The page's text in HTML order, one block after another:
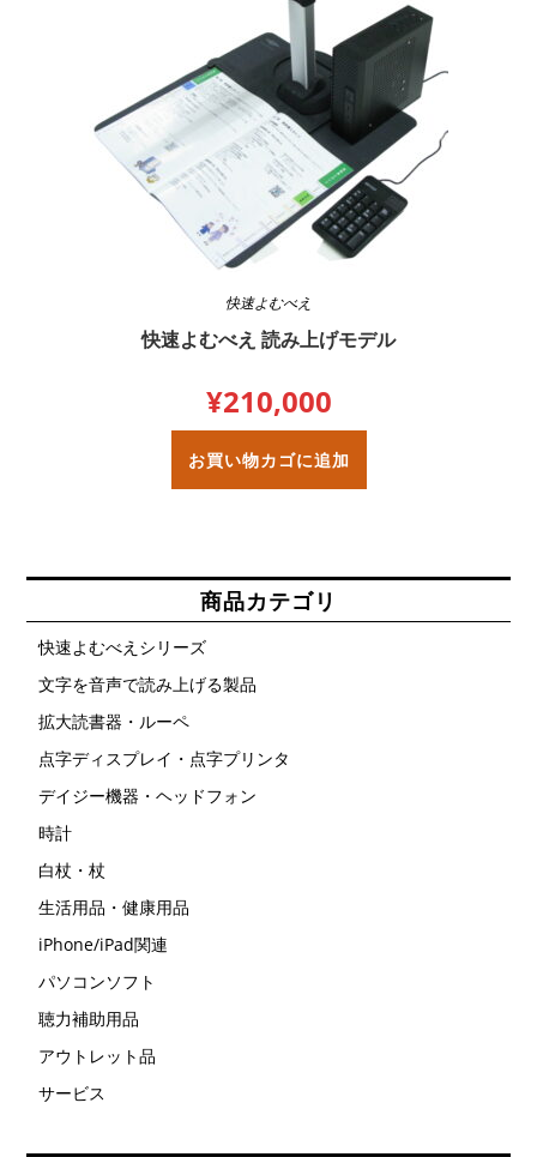
快速よむべえ
快速よむべえ 読み上げモデル
¥210,000
お買い物カゴに追加
商品カテゴリ
快速よむべえシリーズ
文字を音声で読み上げる製品
拡大読書器・ルーペ
点字ディスプレイ・点字プリンタ
デイジー機器・ヘッドフォン
時計
白杖・杖
生活用品・健康用品
iPhone/iPad関連
パソコンソフト
聴力補助用品
アウトレット品
サービス